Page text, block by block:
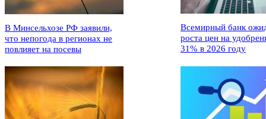
В Минсельхозе РФ заявили,
что непогода в регионах не
повлияет на посевы
Всемирный банк
роста цен на
31% в 2026 году